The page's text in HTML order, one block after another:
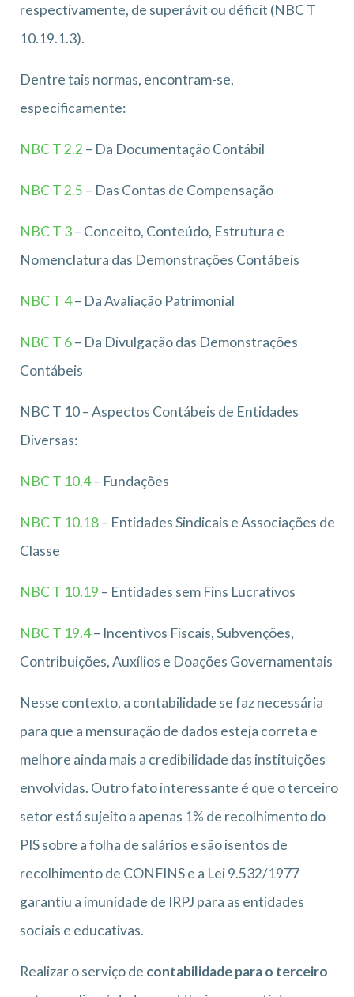
respectivamente, de superávit ou déficit (NBC T
10.19.1.3).
Dentre tais normas, encontram-se,
especificamente:
NBC T 2.2 – Da Documentação Contábil
NBC T 2.5 – Das Contas de Compensação
NBC T 3– Conceito, Conteúdo, Estrutura e
Nomenclatura das Demonstrações Contábeis
NBC T 4– Da Avaliação Patrimonial
NBC T 6– Da Divulgação das Demonstrações
Contábeis
NBC T 10 – Aspectos Contábeis de Entidades
Diversas:
NBC T 10.4– Fundações
NBC T 10.18– Entidades Sindicais e Associações de
Classe
NBC T 10.19 – Entidades sem Fins Lucrativos
NBC T 19.4– Incentivos Fiscais, Subvenções,
Contribuições, Auxílios e Doações Governamentais
Nesse contexto, a contabilidade se faz necessária
para que a mensuração de dados esteja correta e
melhore ainda mais a credibilidade das instituições
envolvidas. Outro fato interessante é que o terceiro
setor está sujeito a apenas 1% de recolhimento do
PIS sobre a folha de salários e são isentos de
recolhimento de CONFINS e a Lei 9.532/1977
garantiu a imunidade de IRPJ para as entidades
sociais e educativas.
Realizar o serviço de contabilidade para o terceiro